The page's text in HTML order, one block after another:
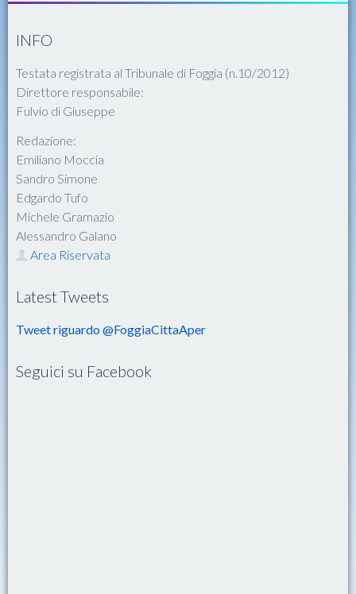
INFO
Testata registrata al Tribunale di Foggia (n.10/2012)
Direttore responsabile:
Fulvio di Giuseppe
Redazione:
Emiliano Moccia
Sandro Simone
Edgardo Tufo
Michele Gramazio
Alessandro Galano
Area Riservata
Latest Tweets
Tweet riguardo @FoggiaCittaAper
Seguici su Facebook